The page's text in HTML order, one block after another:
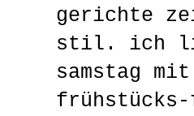
gerichte
stil. ich
samstag